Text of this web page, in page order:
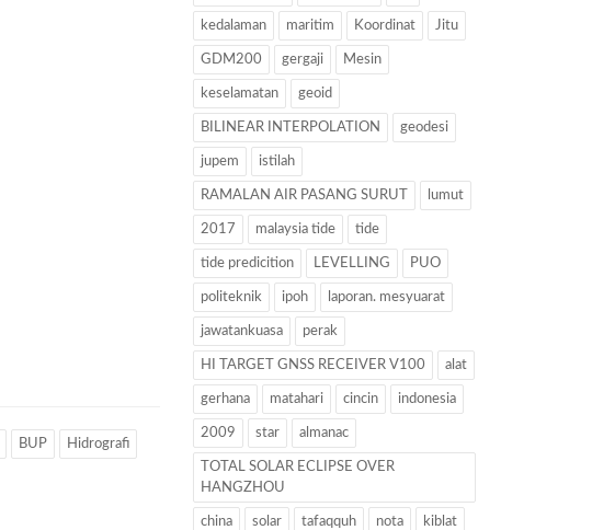
BUP Hidrografi
kedalaman maritim Koordinat Jitu
GDM200 gergaji Mesin
keselamatan geoid
BILINEAR INTERPOLATION geodesi
jupem istilah
RAMALAN AIR PASANG SURUT lumut
2017 malaysia tide tide
tide predicition LEVELLING PUO
politeknik ipoh laporan. mesyuarat
jawatankuasa perak
HI TARGET GNSS RECEIVER V100 alat
gerhana matahari cincin indonesia
2009 star almanac
TOTAL SOLAR ECLIPSE OVER
HANGZHOU
china solar tafaqquh nota kiblat